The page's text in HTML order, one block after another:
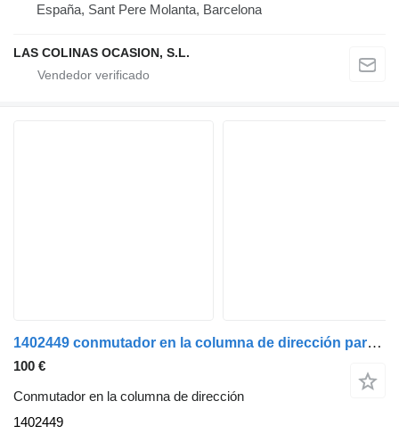
España, Sant Pere Molanta, Barcelona
LAS COLINAS OCASION, S.L.
1402449 conmutador en la columna de dirección para Scania Serie 4 (P/R 144 L)(1996->) camión
100 €
Conmutador en la columna de dirección
1402449